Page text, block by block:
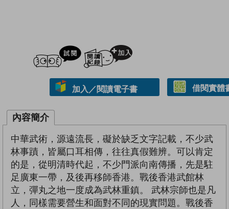
試閲
加入／閱讀電子書 借閱實體
內容簡介
中華武術，源遠流長，礙於缺乏文字記載，不少武
林事蹟，皆屬口耳相傳，往往真假難辨。可以肯定
的是，從明清時代起，不少門派向南傳播，先是駐
足廣東一帶，及後再移師香港。戰後香港武館林
立，彈丸之地一度成為武林重鎮。 武林宗師也是凡
人，同樣需要營生和面對不同的現實問題。戰後香